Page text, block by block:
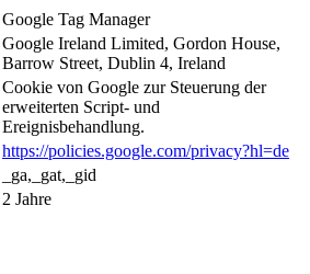
Google Tag Manager
Google Ireland Limited, Gordon House,
Barrow Street, Dublin 4, Ireland
Cookie von Google zur Steuerung der
erweiterten Script- und
Ereignisbehandlung.
https://policies.google.com/privacy?hl=de
_ga,_gat,_gid
2 Jahre